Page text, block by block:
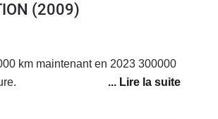
(2009)
en 2023 300000